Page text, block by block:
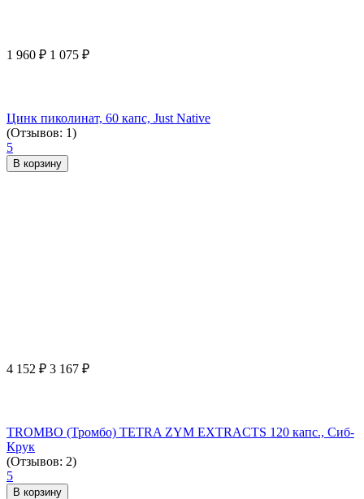
1 960 ₽ 1 075 ₽
Цинк пиколинат, 60 капс, Just Native
(Отзывов: 1)
5
В корзину
4 152 ₽ 3 167 ₽
TROMBO (Тромбо) TETRA ZYM EXTRACTS 120 капс., Сиб-
Крук
(Отзывов: 2)
5
В корзину